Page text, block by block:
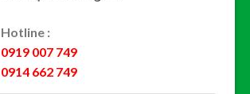
Hotline :
0919 007 749
0914 662 749